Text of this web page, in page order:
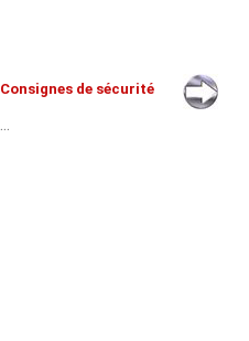
Consignes de sécurité